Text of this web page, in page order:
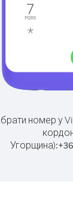
номер у
Угорщина):+36